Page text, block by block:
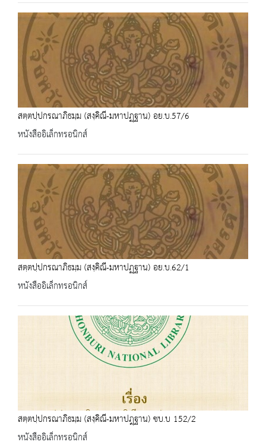
สตฺตปฺปกรณาภิธมฺม (สงฺคิณี-มหาปฏฺฐาน) อย.บ.57/6
หนังสืออิเล็กทรอนิกส์
สตฺตปฺปกรณาภิธมฺม (สงฺคิณี-มหาปฏฺฐาน) อย.บ.62/1
หนังสืออิเล็กทรอนิกส์
สตฺตปฺปกรณาภิธมฺม (สงฺคิณี-มหาปฎฺฐาน) ชบ.บ 152/2
หนังสืออิเล็กทรอนิกส์